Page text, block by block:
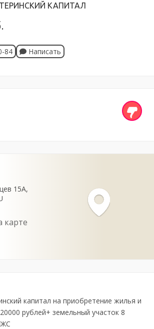
КАПИТАЛ
84 Написать
15А
карте
капитал на приобретение жилья и
рублей+ земельный участок 8